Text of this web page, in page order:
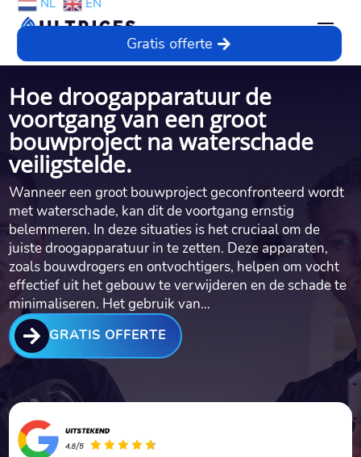
NL EN
Gratis offerte
Hoe droogapparatuur de
voortgang van een groot
bouwproject na waterschade
veiligstelde.​
Wanneer een groot bouwproject geconfronteerd wordt
met waterschade, kan dit de voortgang ernstig
belemmeren.​ In deze situaties is het cruciaal om de
juiste droogapparatuur in te zetten.​ Deze apparaten,
zoals bouwdrogers en ontvochtigers, helpen om vocht
effectief uit het gebouw te verwijderen en de schade te
minimaliseren.​ Het gebruik van…
 GRATIS OFFERTE